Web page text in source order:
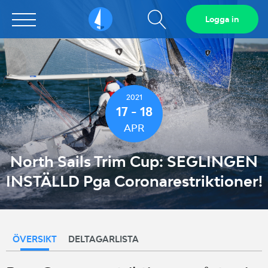
Sailarena Visa
sökfält
Logga in
2021
17 - 18
APR
North Sails Trim Cup: SEGLINGEN
INSTÄLLD Pga Coronarestriktioner!
ÖVERSIKT DELTAGARLISTA